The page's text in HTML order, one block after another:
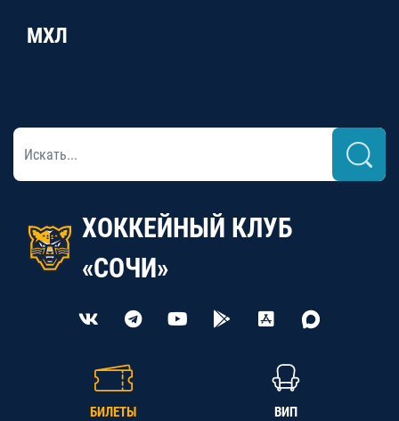
МХЛ
ХОККЕЙНЫЙ КЛУБ
«СОЧИ»
БИЛЕТЫ ВИП